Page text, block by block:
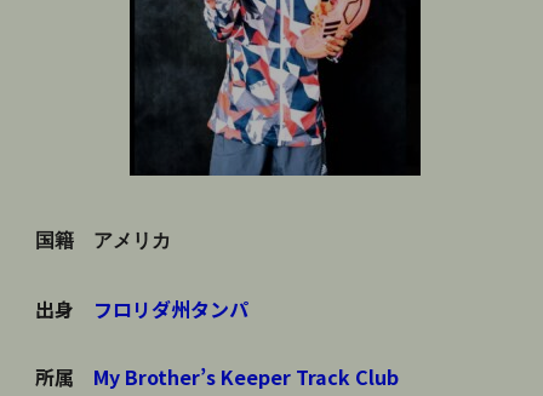
国籍 アメリカ
出身 フロリダ州タンパ
所属 My Brother’s Keeper Track Club